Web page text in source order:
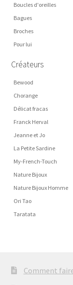
Boucles d'oreilles
Bagues
Broches
Pour lui
Créateurs
Bewood
Chorange
Délicat fracas
Franck Herval
Jeanne et Jo
La Petite Sardine
My-French-Touch
Nature Bijoux
Nature Bijoux Homme
Ori Tao
Taratata
Comment